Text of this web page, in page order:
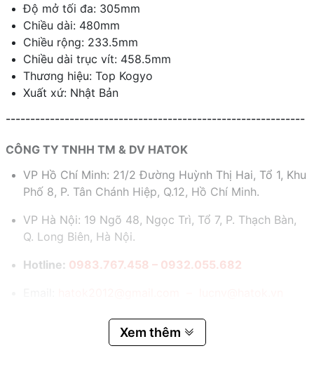
Độ mở tối đa: 305mm
Chiều dài: 480mm
Chiều rộng: 233.5mm
Chiều dài trục vít: 458.5mm
Thương hiệu: Top Kogyo
Xuất xứ: Nhật Bản
-------------------------------------------------------------
CÔNG TY TNHH TM & DV HATOK
VP Hồ Chí Minh: 21/2 Đường Huỳnh Thị Hai, Tổ 1, Khu
Phố 8, P. Tân Chánh Hiệp, Q.12, Hồ Chí Minh.
VP Hà Nội: 19 Ngõ 48, Ngọc Trì, Tổ 7, P. Thạch Bàn,
Q. Long Biên, Hà Nội.
Hotline: 0983.767.458 – 0932.055.682
Xem thêm